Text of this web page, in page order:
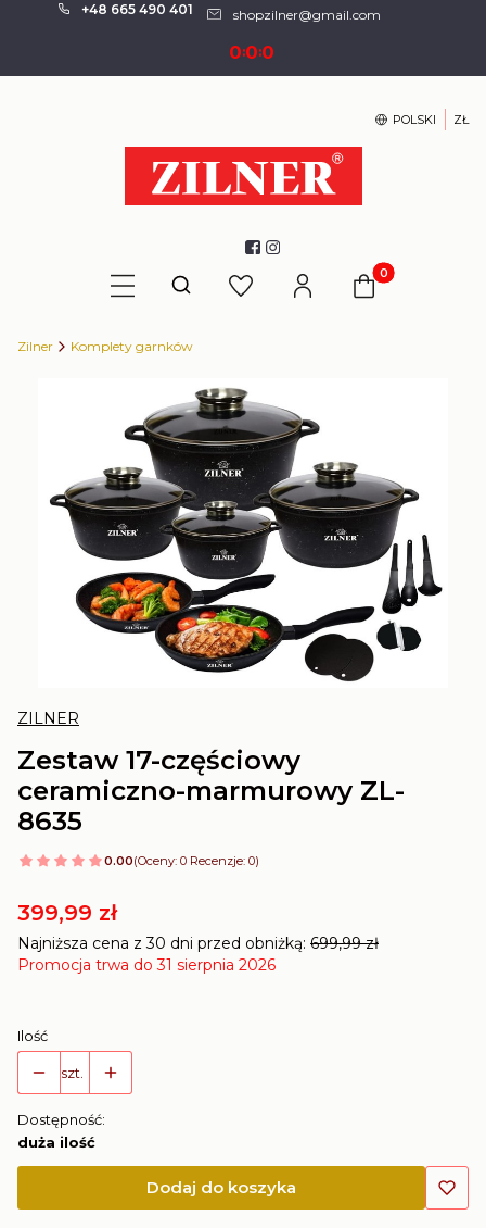
+48 665 490 401 shopzilner@gmail.com
0:0:0
POLSKI ZŁ
Otwórz wyszukiwarkę Produkty w
Zilner Komplety garnków
ZILNER
Zestaw 17-częściowy
ceramiczno-marmurowy ZL-
8635
0.00(Oceny: 0 Recenzje: 0)
399,99 zł
Najniższa cena z 30 dni przed obniżką: 699,99 zł
Promocja trwa do 31 sierpnia 2026
Ilość
szt.
Dostępność:
duża ilość
Dodaj do koszyka